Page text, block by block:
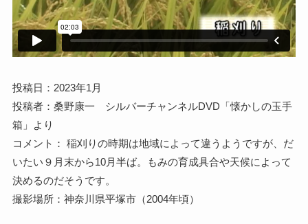
投稿日：2023年1月
投稿者：桑野康一 シルバーチャンネルDVD「懐かしの玉手
箱」より
コメント： 稲刈りの時期は地域によって違うようですが、だ
いたい９月末から10月半ば。もみの育成具合や天候によって
決めるのだそうです。
撮影場所：神奈川県平塚市（2004年頃）